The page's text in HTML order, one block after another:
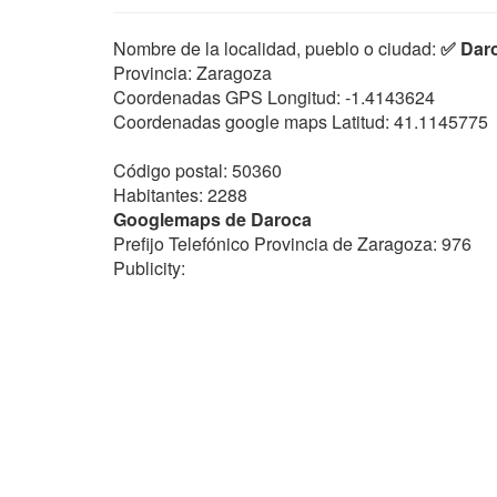
Nombre de la localidad, pueblo o ciudad: ✅
Provincia: Zaragoza
Coordenadas GPS Longitud: -1.4143624
Coordenadas google maps Latitud: 41.1145775
Código postal: 50360
Habitantes: 2288
Googlemaps de Daroca
Prefijo Telefónico Provincia de Zaragoza: 976
Publicity: